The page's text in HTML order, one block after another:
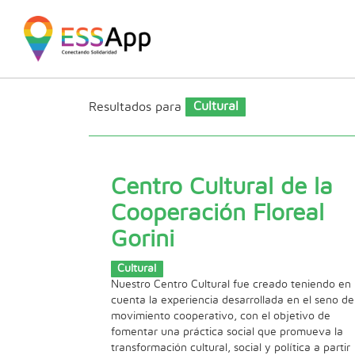
Resultados para Cultural
Centro Cultural de la
Cooperación Floreal
Gorini
Cultural
Nuestro Centro Cultural fue creado teniendo en
cuenta la experiencia desarrollada en el seno
movimiento cooperativo, con el objetivo de
fomentar una práctica social que promueva la
transformación cultural, social y política a partir